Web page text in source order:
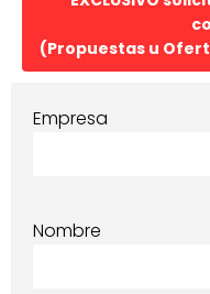
(Propuestas u
Empresa
Nombre